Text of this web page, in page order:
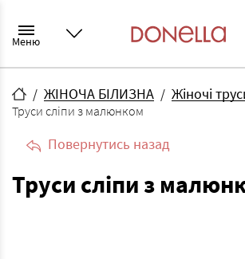
Меню
ЖІНОЧА БІЛИЗНА Жіночі
Труси сліпи з малюнком
Повернутись назад
Труси сліпи з